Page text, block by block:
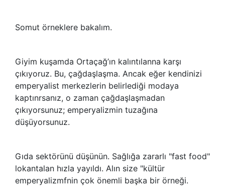
Somut örneklere bakalım.
Giyim kuşamda Ortaçağ’ın kalıntılanna karşı
çıkıyoruz. Bu, çağdaşlaşma. Ancak eğer kendinizi
emperyalist merkezlerin belirlediği modaya
kaptınrsanız, o zaman çağdaşlaşmadan
çıkıyorsunuz; emperyalizmin tuzağına
düşüyorsunuz.
Gıda sektörünü düşünün. Sağlığa zararlı "fast food"
lokantalan hızla yayıldı. Alın size "kültür
emperyalizmfnin çok önemli başka bir örneği.